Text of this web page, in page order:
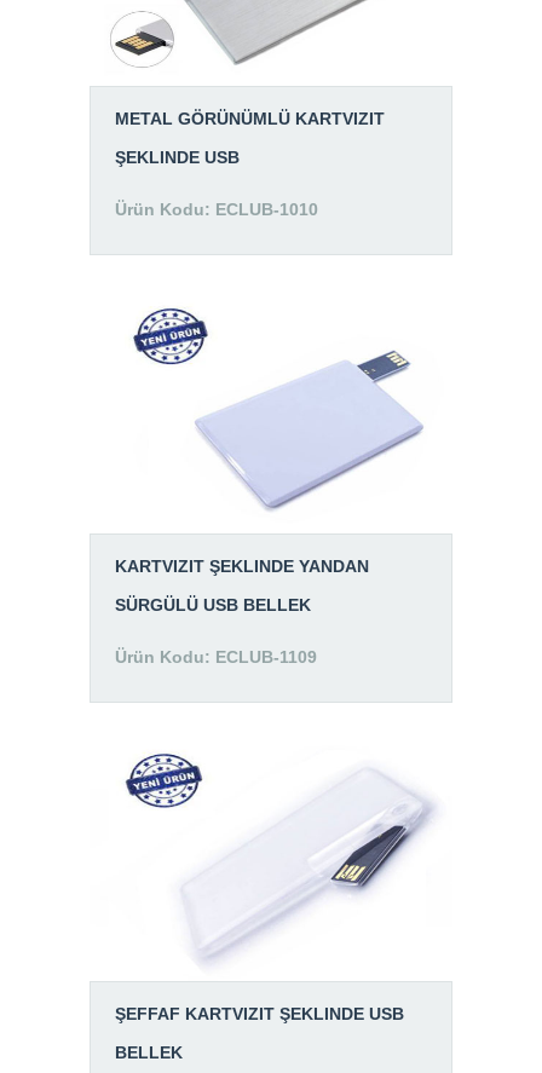
METAL GÖRÜNÜMLÜ KARTVIZIT
ŞEKLINDE USB
Ürün Kodu: ECLUB-1010
KARTVIZIT ŞEKLINDE YANDAN
SÜRGÜLÜ USB BELLEK
Ürün Kodu: ECLUB-1109
ŞEFFAF KARTVIZIT ŞEKLINDE USB
BELLEK